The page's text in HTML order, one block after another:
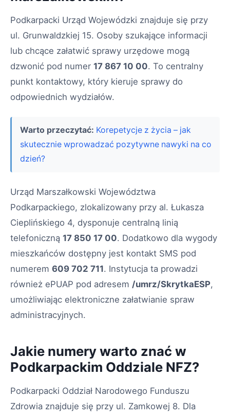
Podkarpacki Urząd Wojewódzki znajduje się przy
ul. Grunwaldzkiej 15. Osoby szukające informacji
lub chcące załatwić sprawy urzędowe mogą
dzwonić pod numer 17 867 10 00. To centralny
punkt kontaktowy, który kieruje sprawy do
odpowiednich wydziałów.
Warto przeczytać: Korepetycje z życia – jak
skutecznie wprowadzać pozytywne nawyki na co
dzień?
Urząd Marszałkowski Województwa
Podkarpackiego, zlokalizowany przy al. Łukasza
Cieplińskiego 4, dysponuje centralną linią
telefoniczną 17 850 17 00. Dodatkowo dla wygody
mieszkańców dostępny jest kontakt SMS pod
numerem 609 702 711. Instytucja ta prowadzi
również ePUAP pod adresem /umrz/SkrytkaESP,
umożliwiając elektroniczne załatwianie spraw
administracyjnych.
Jakie numery warto znać w
Podkarpackim Oddziale NFZ?
Podkarpacki Oddział Narodowego Funduszu
Zdrowia znajduje się przy ul. Zamkowej 8. Dla